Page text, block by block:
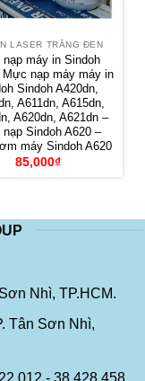
LASER TRẮNG ĐEN
máy in Sindoh
Mực nạp máy máy in
Sindoh A420dn,
A611dn, A615dn,
A620dn, A621dn –
Sindoh A620 –
máy Sindoh A620
85,000₫
Nhì, TP.HCM.
Tân Sơn Nhì,
012 - 38 428 458